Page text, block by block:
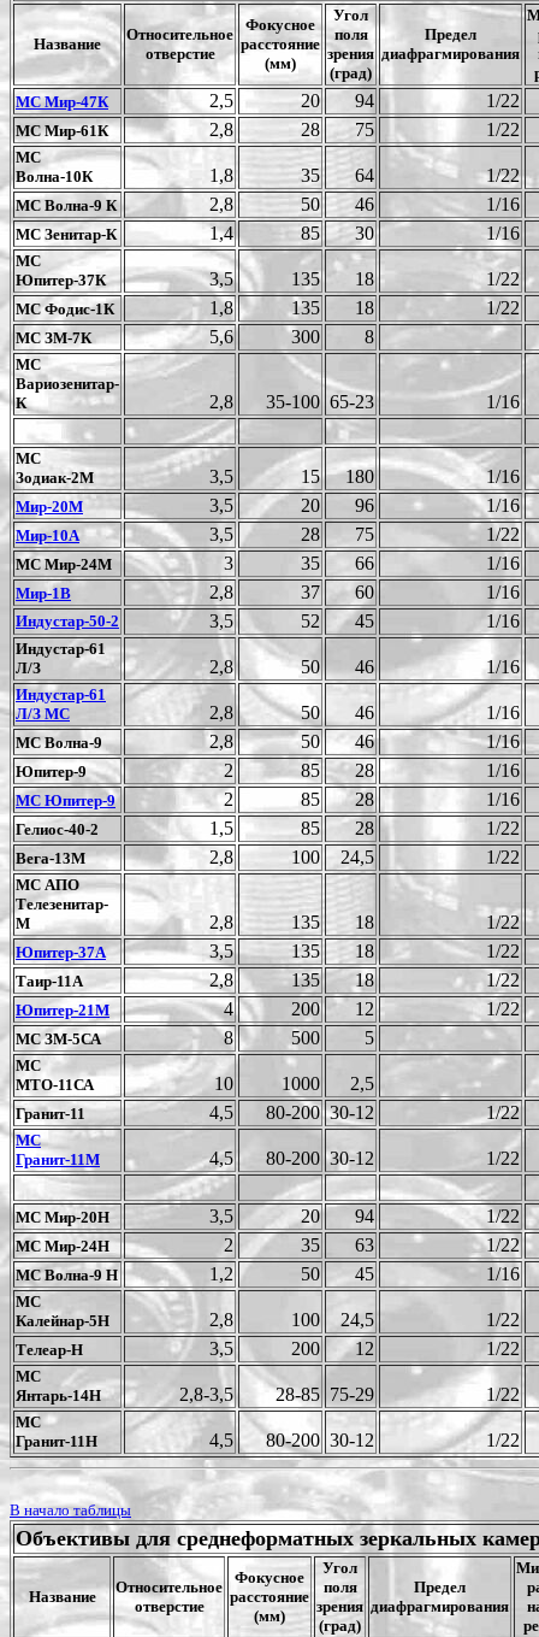
Название
Относительное
отверстие
Фокусное
расстояние
(мм)
Угол
поля
зрения
(град)
Предел
диафрагмирования
МС Мир-47К
2,5 20 94 1/22
МС Мир-61К 2,8 28 75 1/22
МС
Волна-10К
1,8 35 64 1/22
МС Волна-9 К 2,8 50 46 1/16
МС Зенитар-К 1,4 85 30 1/16
МС
Юпитер-37К
3,5 135 18 1/22
МС Фодис-1К 1,8 135 18 1/22
МС ЗМ-7К 5,6 300 8
МС
Вариозенитар-
К
2,8 35-100 65-23 1/16
МС
Зодиак-2М
3,5 15 180 1/16
Мир-20М 3,5 20 96 1/16
Мир-10А 3,5 28 75 1/22
МС Мир-24М 3 35 66 1/16
Мир-1В 2,8 37 60 1/16
Индустар-50-2 3,5 52 45 1/16
Индустар-61
Л/З
2,8 50 46 1/16
Индустар-61
Л/З МС
2,8 50 46 1/16
МС Волна-9 2,8 50 46 1/16
Юпитер-9 2 85 28 1/16
МС Юпитер-9 2 85 28 1/16
Гелиос-40-2 1,5 85 28 1/22
Вега-13М 2,8 100 24,5 1/22
МС АПО
Телезенитар-
М
2,8 135 18 1/22
Юпитер-37А 3,5 135 18 1/22
Таир-11А 2,8 135 18 1/22
Юпитер-21М 4 200 12 1/22
МС ЗМ-5СА 8 500 5
МС
МТО-11СА
10 1000 2,5
Гранит-11 4,5 80-200 30-12 1/22
МС
Гранит-11М
4,5 80-200 30-12 1/22
МС Мир-20Н 3,5 20 94 1/22
МС Мир-24Н 2 35 63 1/22
МС Волна-9 Н 1,2 50 45 1/16
МС
Калейнар-5Н
2,8 100 24,5 1/22
Телеар-Н 3,5 200 12 1/22
МС
Янтарь-14Н
2,8-3,5 28-85 75-29 1/22
МС
Гранит-11Н
4,5 80-200 30-12 1/22
В начало таблицы
Объективы для среднеформатных зеркальных
Название
Относительное
отверстие
Фокусное
расстояние
(мм)
Угол
поля
зрения
(град)
Предел
диафрагмирования